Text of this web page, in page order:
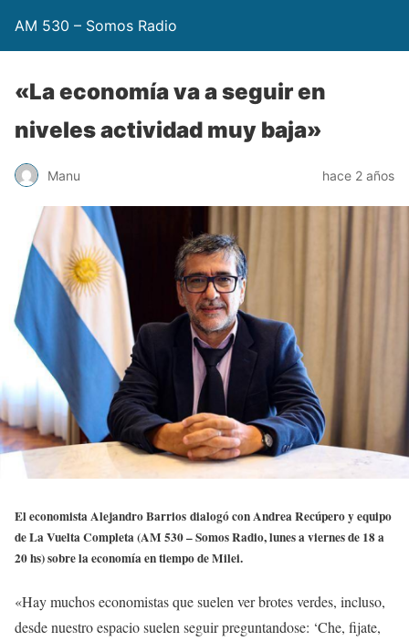
AM 530 – Somos Radio
«La economía va a seguir en
niveles actividad muy baja»
Manu hace 2 años
El economista Alejandro Barrios dialogó con Andrea Recúpero y equipo
de La Vuelta Completa (AM 530 – Somos Radio, lunes a viernes de 18 a
20 hs) sobre la economía en tiempo de Milei.
«Hay muchos economistas que suelen ver brotes verdes, incluso,
desde nuestro espacio suelen seguir preguntandose: ‘Che, fijate,